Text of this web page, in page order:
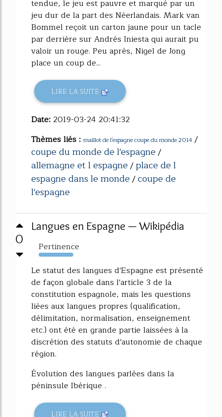
tendue, le jeu est pauvre et marqué par un
jeu dur de la part des Néerlandais. Mark van
Bommel reçoit un carton jaune pour un tacle
par derrière sur Andrés Iniesta qui aurait pu
valoir un rouge. Peu après, Nigel de Jong
place un coup de...
LIRE LA SUITE
Date: 2019-03-24 20:41:32
Thèmes liés : maillot de l'espagne coupe du monde 2014 /
coupe du monde de l'espagne/
allemagne et l espagne/place de l
espagne dans le monde/coupe de
l'espagne
0
Langues en Espagne — Wikipédia
Pertinence
758%
Le statut des langues d'Espagne est présenté
de façon globale dans l'article 3 de la
constitution espagnole, mais les questions
liées aux langues propres (qualification,
délimitation, normalisation, enseignement
etc.) ont été en grande partie laissées à la
discrétion des statuts d'autonomie de chaque
région.
Évolution des langues parlées dans la
péninsule Ibérique .
LIRE LA SUITE